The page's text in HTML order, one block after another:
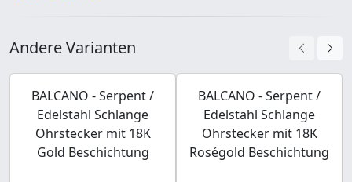
Andere Varianten
BALCANO - Serpent /
Edelstahl Schlange
Ohrstecker mit 18K
Gold Beschichtung
BALCANO - Serpent /
Edelstahl Schlange
Ohrstecker mit 18K
Roségold Beschichtung